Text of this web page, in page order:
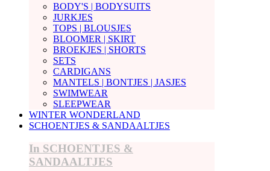
BODY'S | BODYSUITS
JURKJES
TOPS | BLOUSJES
BLOOMER | SKIRT
BROEKJES | SHORTS
SETS
CARDIGANS
MANTELS | BONTJES | JASJES
SWIMWEAR
SLEEPWEAR
WINTER WONDERLAND
SCHOENTJES & SANDAALTJES
In SCHOENTJES &
SANDAALTJES